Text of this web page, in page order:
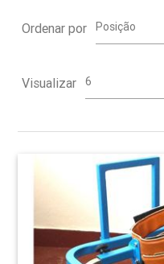
Ordenar por
Visualizar